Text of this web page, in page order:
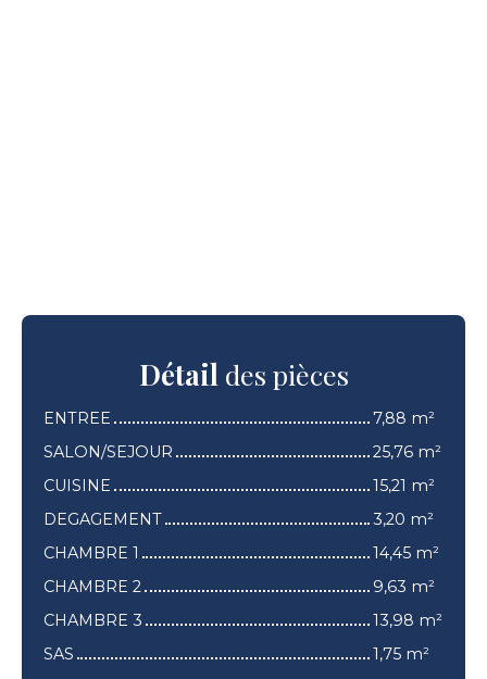
Détail des pièces
ENTREE
7,88 m²
SALON/SEJOUR
25,76 m²
CUISINE
15,21 m²
DEGAGEMENT
3,20 m²
CHAMBRE 1
14,45 m²
CHAMBRE 2
9,63 m²
CHAMBRE 3
13,98 m²
SAS
1,75 m²